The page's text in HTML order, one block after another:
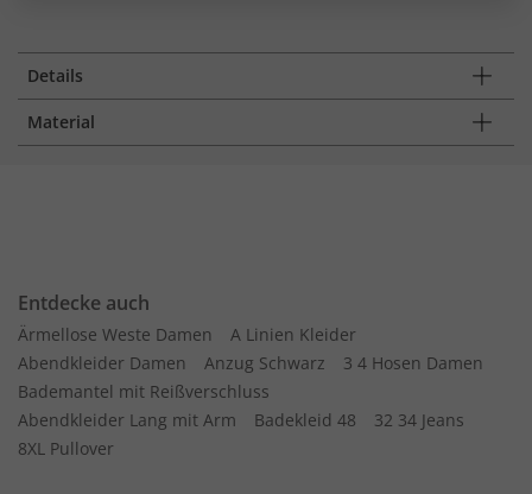
Details
Material
Entdecke auch
Ärmellose Weste Damen
A Linien Kleider
Abendkleider Damen
Anzug Schwarz
3 4 Hosen Damen
Bademantel mit Reißverschluss
Abendkleider Lang mit Arm
Badekleid 48
32 34 Jeans
8XL Pullover